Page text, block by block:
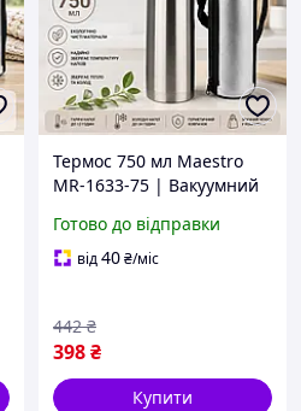
Термос 750 мл Maestro
MR-1633-75 | Вакуумний
гарячих і холодних напоїв
Готово до відправки
від40₴/міс
398₴
442 ₴
Купити